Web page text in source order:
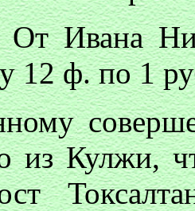
Ивана
12 ф. по 1
из Кулжи,